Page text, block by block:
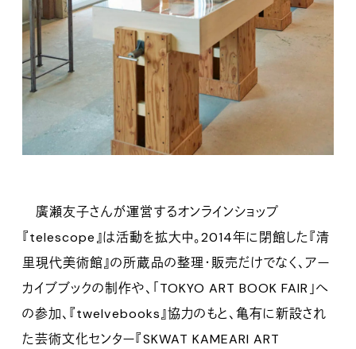
廣瀬友子さんが運営するオンラインショップ
『telescope』は活動を拡大中。2014年に閉館した『清
里現代美術館』の所蔵品の整理・販売だけでなく、アー
カイブブックの制作や、「TOKYO ART BOOK FAIR」へ
の参加、『twelvebooks』協力のもと、亀有に新設され
た芸術文化センター『SKWAT KAMEARI ART